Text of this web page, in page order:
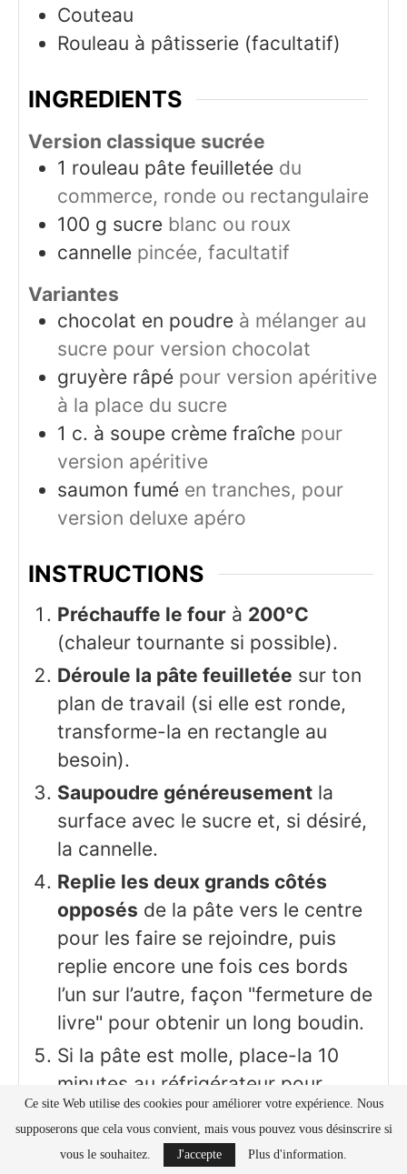
Couteau
Rouleau à pâtisserie (facultatif)
INGREDIENTS
Version classique sucrée
1 rouleau pâte feuilletée du
commerce, ronde ou rectangulaire
100 g sucre blanc ou roux
cannelle pincée, facultatif
Variantes
chocolat en poudre à mélanger au
sucre pour version chocolat
gruyère râpé pour version apéritive
à la place du sucre
1 c. à soupe crème fraîche pour
version apéritive
saumon fumé en tranches, pour
version deluxe apéro
INSTRUCTIONS
Préchauffe le four à 200°C
(chaleur tournante si possible).
Déroule la pâte feuilletée sur ton
plan de travail (si elle est ronde,
transforme-la en rectangle au
besoin).
Saupoudre généreusement la
surface avec le sucre et, si désiré,
la cannelle.
Replie les deux grands côtés
opposés de la pâte vers le centre
pour les faire se rejoindre, puis
replie encore une fois ces bords
l’un sur l’autre, façon "fermeture de
livre" pour obtenir un long boudin.
Si la pâte est molle, place-la 10
minutes au réfrigérateur pour
qu’elle se raffermisse.
Coupe des tranches d’environ 1
Ce site Web utilise des cookies pour améliorer votre expérience. Nous
supposerons que cela vous convient, mais vous pouvez vous désinscrire si
vous le souhaitez.
J'accepte Plus d'information.